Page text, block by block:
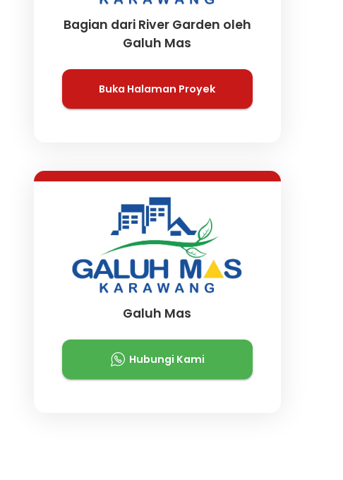
Bagian dari River Garden oleh
Galuh Mas
Buka Halaman Proyek
Galuh Mas
Hubungi Kami